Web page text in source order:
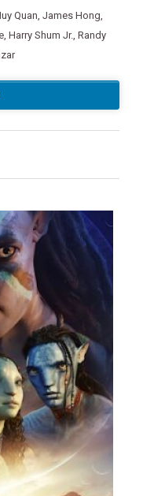
Quan, James Hong,
, Harry Shum Jr., Randy